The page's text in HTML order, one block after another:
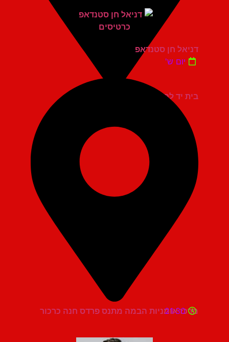
בית יד לבנים אשדוד
דניאל חן סטנדאפ
יום ש'
מרכז אומניות הבמה מתנס פרדס חנה כרכור
21:30